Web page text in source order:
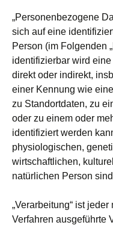
„Personenbezogene
sich auf eine
Person (im Folgenden
identifizierbar wird
direkt oder indirekt,
einer Kennung wie
zu Standortdaten, zu
oder zu einem oder
identifiziert werden
physiologischen,
wirtschaftlichen,
natürlichen Person
„Verarbeitung“ ist
Verfahren ausgeführte